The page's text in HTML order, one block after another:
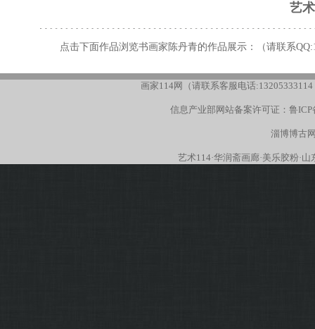
艺
点击下面作品浏览书画家陈丹青的作品展示：（请联系
画家114网（请联系客服电话:13205333114
信息产业部网站备案许可证： 鲁ICP
淄博博古
艺术114·华润斋画廊·美乐胶粉·山